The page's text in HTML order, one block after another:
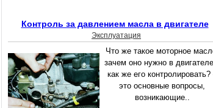
Контроль за давлением масла в двигателе
Эксплуатация
Что же такое моторное
зачем оно нужно в
как же его контролировать?
это основные вопросы,
возникающие..